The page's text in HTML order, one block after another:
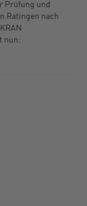
Prüfung und
Ratingen nach
nun: